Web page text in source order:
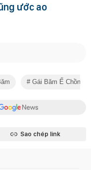
ước ao
Gái Băm Ế Chồng
Sao chép link